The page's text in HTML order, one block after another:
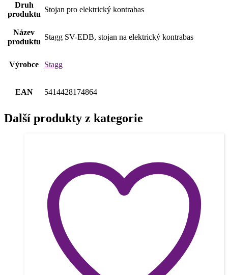
Druh
produktu
Stojan pro elektrický kontrabas
Název
produktu
Stagg SV-EDB, stojan na elektrický kontrabas
Výrobce Stagg
EAN 5414428174864
Další produkty z kategorie